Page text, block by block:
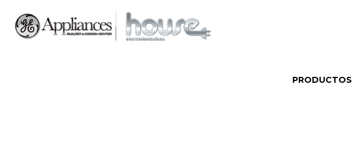
PRODUCTOS